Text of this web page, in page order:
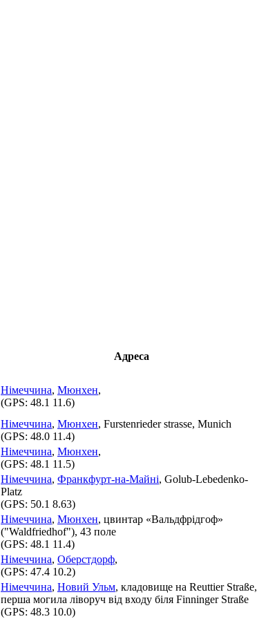
Адреса
Німеччина, Мюнхен,
(GPS: 48.1 11.6)
Німеччина, Мюнхен, Furstenrieder strasse, Munich
(GPS: 48.0 11.4)
Німеччина, Мюнхен,
(GPS: 48.1 11.5)
Німеччина, Франкфурт-на-Майні, Golub-Lebedenko-
Platz
(GPS: 50.1 8.63)
Німеччина, Мюнхен, цвинтар «Вальдфрідгоф»
("Waldfriedhof"), 43 поле
(GPS: 48.1 11.4)
Німеччина, Оберстдорф,
(GPS: 47.4 10.2)
Німеччина, Новий Ульм, кладовище на Reuttier Straße,
перша могила ліворуч від входу біля Finninger Straße
(GPS: 48.3 10.0)